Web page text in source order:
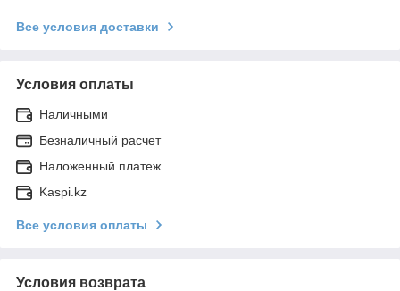
Все условия доставки
Условия оплаты
Наличными
Безналичный расчет
Наложенный платеж
Kaspi.kz
Все условия оплаты
Условия возврата